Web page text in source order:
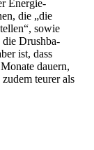
Energie­
die „die
sowie
die Drushba-
ist, dass
dauern,
teurer als